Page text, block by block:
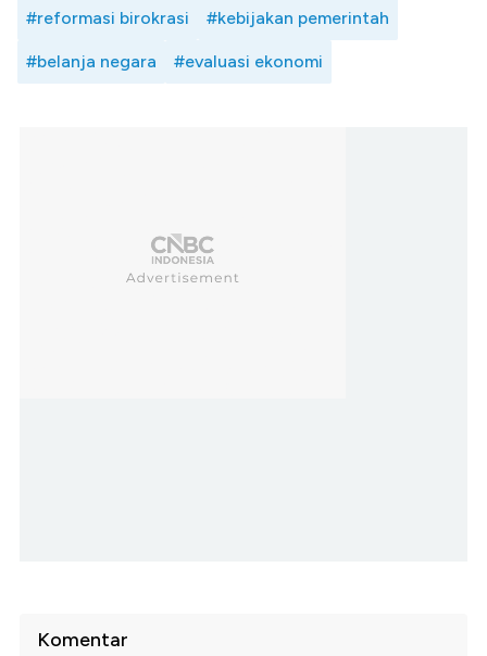
#reformasi birokrasi #kebijakan pemerintah
#belanja negara #evaluasi ekonomi
Komentar